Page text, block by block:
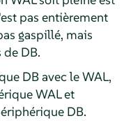
pas entièrement
gaspillé, mais
DB.
DB avec le WAL,
WAL et
DB.